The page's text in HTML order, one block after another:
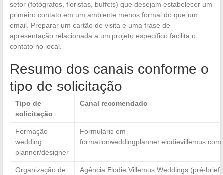
setor (fotógrafos, floristas, buffets) que desejam estabelecer um
primeiro contato em um ambiente menos formal do que um
email. Preparar um cartão de visita e uma frase de
apresentação relacionada a um projeto específico facilita o
contato no local.
Resumo dos canais conforme o
tipo de solicitação
Tipo de
solicitação
Canal recomendado
Formação
wedding
planner/designer
Formulário em
formationweddingplanner.elodievillemus.com
Organização de
Agência Elodie Villemus Weddings (pré-brief